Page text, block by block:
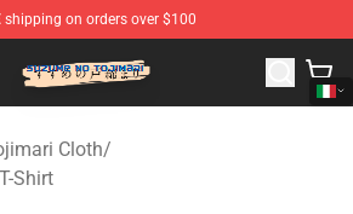
shipping on orders over $100
Store - Official Suzumeno Tojimari
Cloth/
Shirt